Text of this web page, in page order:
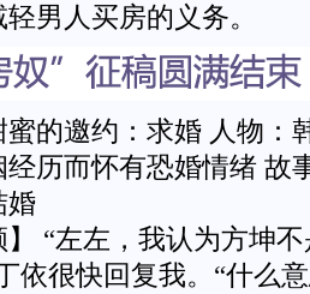
男人买房的义务。
蜜的邀约：求婚 人物：
历而怀有恐婚情绪 故
婚
】 “左左，我认为方坤
依很快回复我。“什么